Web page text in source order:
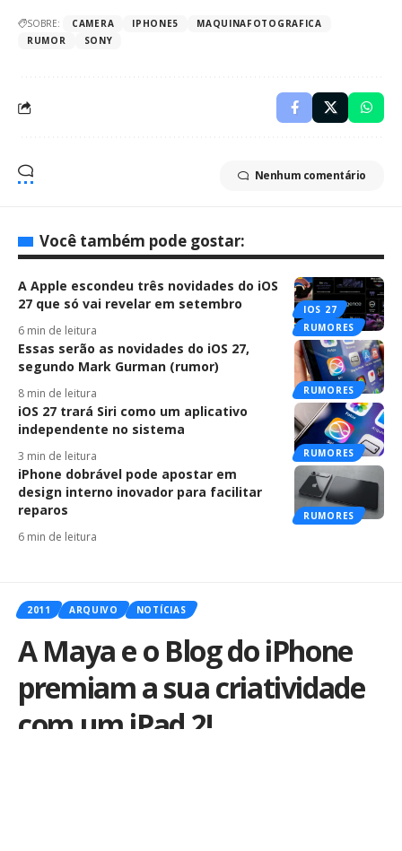
SOBRE: CAMERA IPHONE5
MAQUINAFOTOGRAFICA
RUMOR
SONY
Nenhum comentário
Você também pode gostar:
IOS 27
RUMORES
A Apple escondeu três novidades do iOS
27 que só vai revelar em setembro
6 min de leitura
RUMORES
Essas serão as novidades do iOS 27,
segundo Mark Gurman (rumor)
8 min de leitura
RUMORES
iOS 27 trará Siri como um aplicativo
independente no sistema
3 min de leitura
RUMORES
iPhone dobrável pode apostar em
design interno inovador para facilitar
reparos
6 min de leitura
2011 ARQUIVO NOTÍCIAS
A Maya e o Blog do iPhone
premiam a sua criatividade
com um iPad 2!